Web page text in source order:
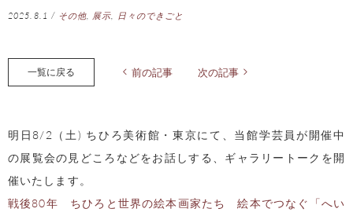
2025.8.1 / その他, 展示, 日々のできごと
一覧に戻る 前の記事 次の記事
明日8/2（土) ちひろ美術館・東京にて、当館学芸員が開催中
の展覧会の見どころなどをお話しする、ギャラリートークを開
催いたします。
戦後80年 ちひろと世界の絵本画家たち 絵本でつなぐ「へい